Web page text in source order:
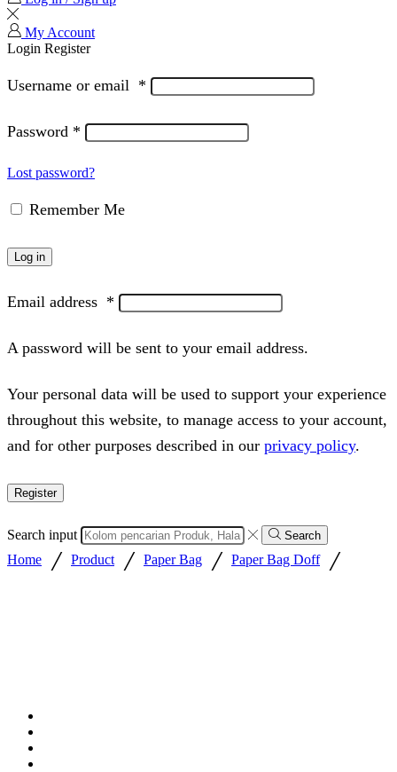
My Account
Login Register
Username or email *
Password *
Lost password?
Remember Me
Log in
Email address *
A password will be sent to your email address.
Your personal data will be used to support your experience
throughout this website, to manage access to your account,
and for other purposes described in our privacy policy.
Register
Search input Search
Home / Product / Paper Bag / Paper Bag Doff /